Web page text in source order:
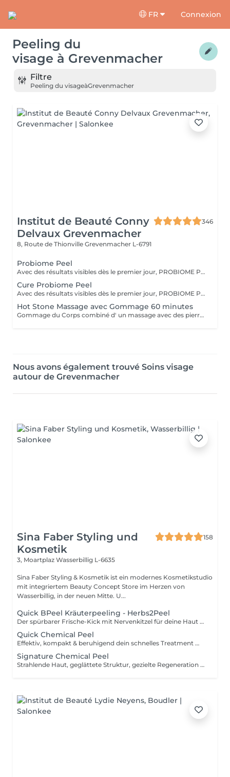
FR Connexion
Peeling du
visage à Grevenmacher
Filtre
Peeling du visageàGrevenmacher
Institut de Beauté Conny
Delvaux Grevenmacher
346
8, Route de Thionville Grevenmacher L-6791
Probiome Peel
Avec des résultats visibles dès le premier jour, PROBIOME PEEL est le traitement professionnel avec le plus grand pouvoir régénérant. 5 peelings hautement efficaces, formulés avec une combinaison spécifique d'acides qui s'adaptent à chaque besoin et chaque type de peau. Un traitement personnalisé et avancé ! Avec chaque traitement, vous recevez un Kit pour la maison pour les 7 jours suivantes, pour une régénération et restauration compléte de la peau ( intégré dans le prix de vente )
Cure Probiome Peel
Avec des résultats visibles dès le premier jour, PROBIOME PEEL est le traitement professionnel avec le plus grand pouvoir régénérant. 5 peelings hautement efficaces, formulés avec une combinaison spécifique d'acides qui s'adaptent à chaque besoin et chaque type de peau. Un traitement personnalisé et avancé ! Avec chaque traitement, vous recevez un Kit pour la maison pour les 7 jours suivantes, pour une régénération et restauration compléte de la peau ( intégré dans le prix de vente )
Hot Stone Massage avec Gommage 60 minutes
Gommage du Corps combiné d' un massage avec des pierres chaudes
Nous avons également trouvé Soins visage
autour de Grevenmacher
Sina Faber Styling und
Kosmetik
158
3, Moartplaz Wasserbillig L-6635
Sina Faber Styling & Kosmetik ist ein modernes Kosmetikstudio
mit integriertem Beauty Concept Store im Herzen von
Wasserbillig, in der neuen Mitte. U...
Quick BPeel Kräuterpeeling - Herbs2Peel
Der spürbarer Frische-Kick mit Nervenkitzel für deine Haut - sofort mehr Ausstrahlung. Unsere Quick BPeel Behandlung basiert auf der innovativen herbs2peel Methode, einer Kombination aus natürlichem Kräuterpeeling und intensiver Regeneration. Feinste Kräuterpartikel werden in die Haut einmassiert und erzeugen eine gezielte Mikroirritation. Genau hier beginnt der Effekt: - die Durchblutung wird angeregt - der Stoffwechsel aktiviert - die Haut beginnt sich von innen heraus zu erneuern Gleichzeitig werden abgestorbene Hautzellen sanft gelöst, während wertvolle Wirkstoffe tief in die Haut eingeschleust werden. Das Besondere: Es kommt nicht zu einem klassischen Schälprozess, sondern zu einer sichtbaren Verbesserung ohne Ausfallzeit. Du spürst den typischen Nervenkitzel während der Behandlung - ein Zeichen dafür, dass deine Haut arbeitet und aktiviert wird. Das Ergebnis: - sofort mehr Glow - frischeres Hautbild - sichtbar mehr Ebenmäßigkeit Das Quick BPeel ist die kompakte Express-Version der Behandlung. Der Fokus liegt auf Aktivierung, Glow und sofortigem Effekt, ohne intensive Zusatzmodule. Perfekt für: - schnelle Ergebnisse - Event-Vorbereitung - Einstieg in die Methode Indikationen: - fahle, müde Haut - fehlender Glow - Unreinheiten - unruhiges Hautbild (Hyperpigmentierung) Kontraindikationen: - bekannte Allergien gegen Kräuter/Pflanzenstoffe - akute Hauterkrankungen oder Entzündungen - entzündliche Rosazea - offene Hautstellen / Wunden stark gereizte Haut
Quick Chemical Peel
Effektiv, kompakt & beruhigend dein schnelles Treatment mit Tiefenwirkung. Du möchtest eine gezielte Hauterneuerung, hast aber wenig Zeit oder möchtest erstmal etwas Kleineres ausprobieren? Dann ist diese Behandlung genau das Richtige für dich: Ein kompaktes, schnelles Treatment mit intensiver Wirkung ideal als Frischekick oder als sanfter Einstieg in die Welt der Fruchtsäuren. Was macht das Treatment so besonders? Diese Behandlung ist eine verkürzte Variante unserer großen Säurebehandlung aber mit gleichem Anspruch an Qualität, Wirkung und Individualität. Wir arbeiten entweder mit einer klassischen Fruchtsäure oder einer Pro Acid Variante abgestimmt auf deine Haut und deine aktuelle Situation. Der Unterschied: Weniger Schritte, kürzere Behandlungszeit, kompakter Ablauf und ein absoluter Fokus auf Regeneration und Beruhigung. Ablauf: Sanfte Doppel-Reinigung Auftragen des individuell gewählten Säurekomplexes Neutralisation Beruhigende Alginat-Maske zur sofortigen Rötungsreduktion und Hautberuhigung Abschlusspflege Was du bekommst: Einen sichtbaren Frischekick Verfeinerte Hautstruktur Gepflegte, glatte und regenerierte Haut Kurz gesagt: Dein schneller Weg zu klarer, strahlender Haut in unter einer Stunde.
Signature Chemical Peel
Strahlende Haut, geglättete Struktur, gezielte Regeneration abgestimmt auf dein aktuelles Hautbedürfnis. Diese Behandlung ist unsere wirkstoffbasierte Signature-Behandlung erweitert um ein professionelles Säurepeeling. Statt eines leichten Peelings setzen wir in einem zentralen Schritt gezielt eine Fruchtsäure oder einen modernen Pro Acid Komplex ein, um deine Haut sichtbar zu erneuern, zu verfeinern und zu klären. Welche Variante zum Einsatz kommt, entscheiden wir immer individuell je nach Hautbild, Ziel, Empfindlichkeit und Jahreszeit. Anwendungsbereiche & Ziele: Unreine oder entzündliche Haut klären Pigmentflecken mildern Feine Linien & Fältchen glätten Hautstruktur & Porenbild verbessern Einen frischen, strahlenden Glow erzeugen Zwei Säureoptionen individuell abgestimmt: Fruchtsäure (klassisch eher Herbst/Winter) -Glykolsäure, Milchsäure, Mandelsäure oder Weinsäure -Fördert die Zellerneuerung & glättet sichtbar -Ideal bei: Unreinheiten, Pigmentstörungen, Falten, fahlem Teint Pro Acid Komplex (hautschonend ganzjährig, auch im Sommer) -Besonders mild, regenerierend & feuchtigkeitsspendend -Ideal bei sensibler Haut oder als sanfter Einstieg Ablauf der Behandlung: Anamnese & Hautanalyse Sanfte Reinigung Professionelles Säurepeeling Neutralisation intensive Wirkstoffversorgung Maske Augen- & Lippenpflege Abschlusspflege & SPF Du kannst diese Behandlung individuell erweitern zum Beispiel durch: Ultraschall zur Wirkstoffverstärkung LED-Lichttherapie für gezielte Hautregeneration & Beruhigung Microneedling z.B. punktuell bei Pigmentflecken oder Narben Hinweis: Nur nach ausführlicher Hautanalyse nicht geeignet bei super sensibler Haut, akuten Ekzemen oder gestörter Hautbarriere.